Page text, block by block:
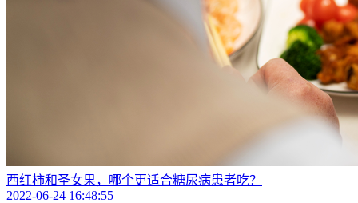
西红柿和圣女果，哪个更适合糖尿病患者吃？
2022-06-24 16:48:55